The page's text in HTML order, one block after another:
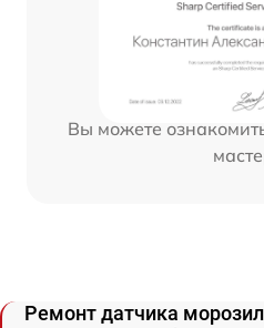
Вы можете
Ремонт датчика